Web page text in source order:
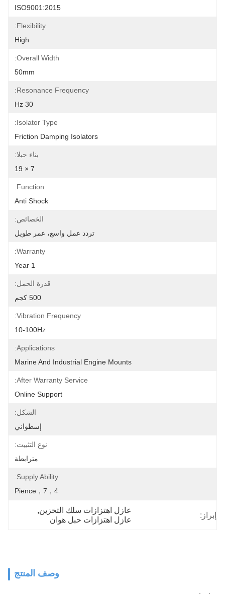
ISO9001:2015
Flexibility:
High
Overall Width:
50mm
Resonance Frequency:
30 Hz
Isolator Type:
Friction Damping Isolators
بناء حبلا:
Function:
Anti Shock
الخصائص:
تردد عمل واسع، عمر طويل
Warranty:
قدرة الحمل:
500 كجم
Vibration Frequency:
10-100Hz
Applications:
Marine And Industrial Engine Mounts
After Warranty Service:
Online Support
الشكل:
إسطواني
نوع التثبيت:
مترابطة
Supply Ability:
4，pience，7
إبراز:
عازل اهتزازات سلك التخزين,
عازل اهتزازات حبل هوان
وصف المنتج